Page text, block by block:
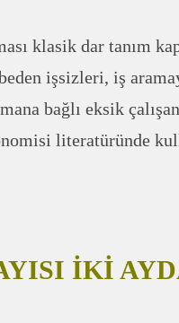
klasik dar tanım
işsizleri, iş
bağlı eksik
literatüründe
İKİ